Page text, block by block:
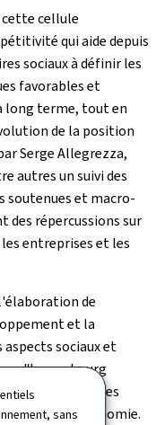
sans
cellule
qui aide depuis
sociaux à définir les
favorables et
long terme, tout en
de la position
Serge Allegrezza,
autres un suivi des
soutenues et macro-
des répercussions sur
entreprises et les
de
et la
sociaux et
"Luxembourg
élaborées par les
de l'Économie.